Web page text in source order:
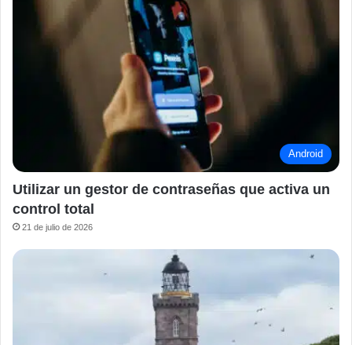
Android
Utilizar un gestor de contraseñas que activa un
control total
21 de julio de 2026